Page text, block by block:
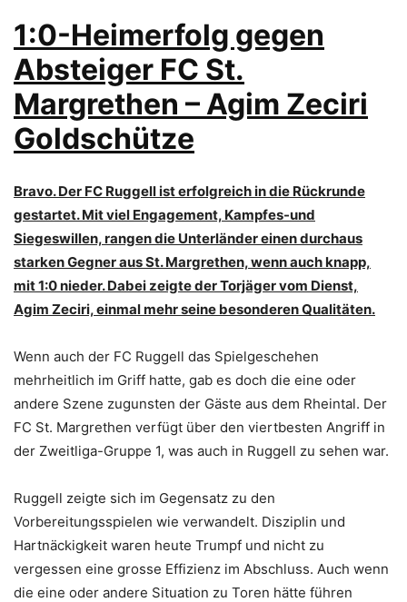
1:0-Heimerfolg gegen
Absteiger FC St.
Margrethen – Agim Zeciri
Goldschütze
Bravo. Der FC Ruggell ist erfolgreich in die Rückrunde
gestartet. Mit viel Engagement, Kampfes-und
Siegeswillen, rangen die Unterländer einen durchaus
starken Gegner aus St. Margrethen, wenn auch knapp,
mit 1:0 nieder. Dabei zeigte der Torjäger vom Dienst,
Agim Zeciri, einmal mehr seine besonderen Qualitäten.
Wenn auch der FC Ruggell das Spielgeschehen
mehrheitlich im Griff hatte, gab es doch die eine oder
andere Szene zugunsten der Gäste aus dem Rheintal. Der
FC St. Margrethen verfügt über den viertbesten Angriff in
der Zweitliga-Gruppe 1, was auch in Ruggell zu sehen war.
Ruggell zeigte sich im Gegensatz zu den
Vorbereitungsspielen wie verwandelt. Disziplin und
Hartnäckigkeit waren heute Trumpf und nicht zu
vergessen eine grosse Effizienz im Abschluss. Auch wenn
die eine oder andere Situation zu Toren hätte führen